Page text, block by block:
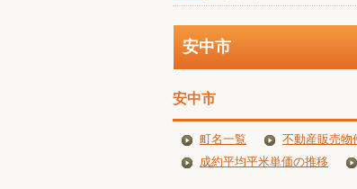
安中市
安中市
町名一覧 不動産販売物
成約平均平米単価の推移